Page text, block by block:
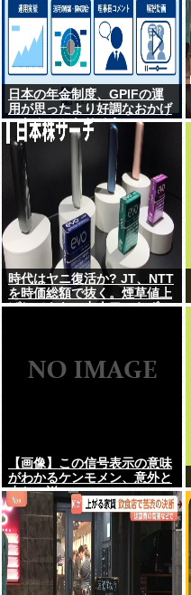
日本の年金制度、GPIFの運
用が思ったより好調なおかげ
でなんとかなりそう
時代はヤニ復活か? JT、NTT
を時価総額で抜く。煙草値上
げしてもヤニ中人口へらずに
【画像】この信号表示の意味
がわかるケンモメン、意外と
少ない説